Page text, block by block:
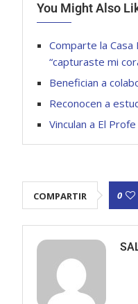
You Might Also
Comparte la
“capturaste mi
Benefician a
Reconocen a
Vinculan a El
COMPARTIR 0